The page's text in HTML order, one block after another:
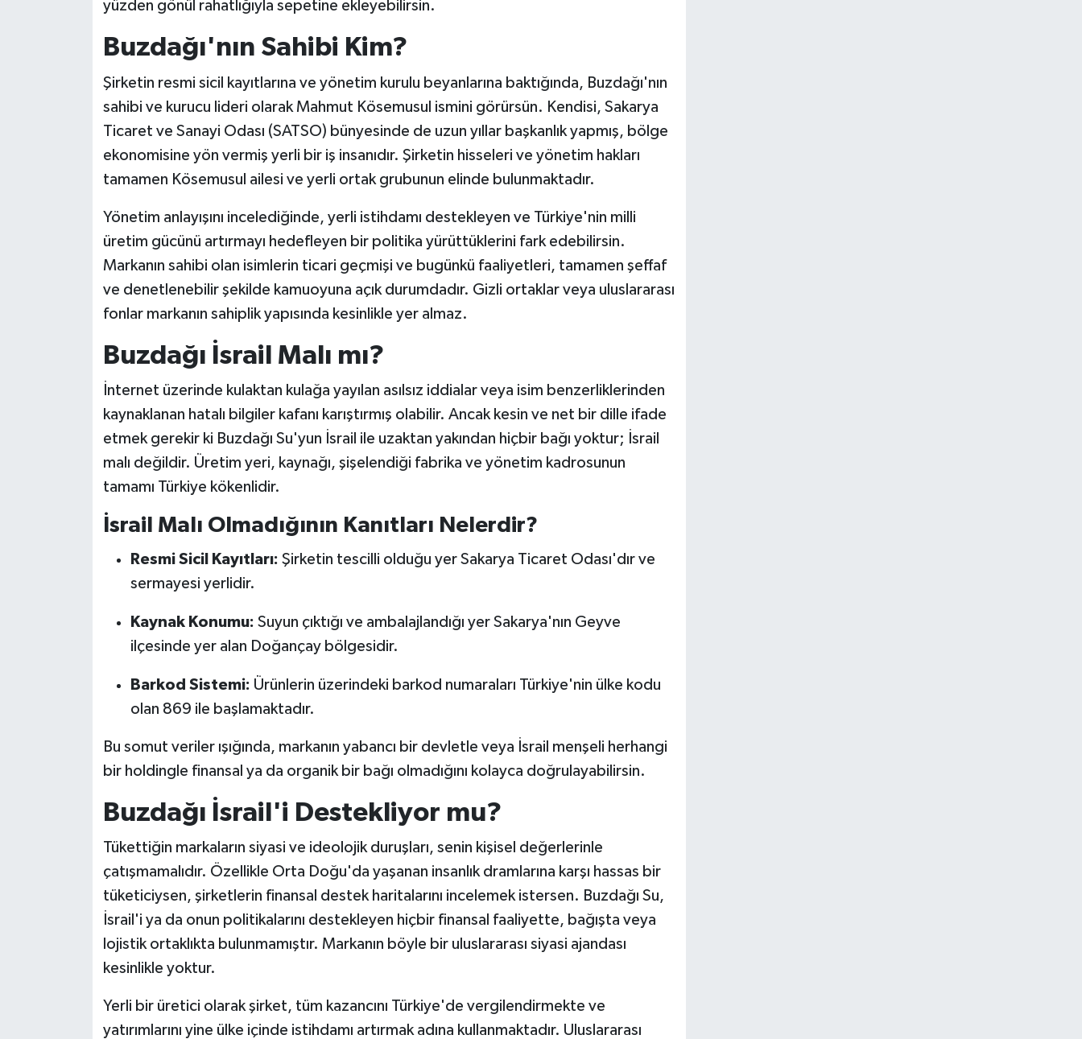
yüzden gönül rahatlığıyla sepetine ekleyebilirsin.
Buzdağı'nın Sahibi Kim?
Şirketin resmi sicil kayıtlarına ve yönetim kurulu beyanlarına baktığında, Buzdağı'nın
sahibi ve kurucu lideri olarak Mahmut Kösemusul ismini görürsün. Kendisi, Sakarya
Ticaret ve Sanayi Odası (SATSO) bünyesinde de uzun yıllar başkanlık yapmış, bölge
ekonomisine yön vermiş yerli bir iş insanıdır. Şirketin hisseleri ve yönetim hakları
tamamen Kösemusul ailesi ve yerli ortak grubunun elinde bulunmaktadır.
Yönetim anlayışını incelediğinde, yerli istihdamı destekleyen ve Türkiye'nin milli
üretim gücünü artırmayı hedefleyen bir politika yürüttüklerini fark edebilirsin.
Markanın sahibi olan isimlerin ticari geçmişi ve bugünkü faaliyetleri, tamamen şeffaf
ve denetlenebilir şekilde kamuoyuna açık durumdadır. Gizli ortaklar veya uluslararası
fonlar markanın sahiplik yapısında kesinlikle yer almaz.
Buzdağı İsrail Malı mı?
İnternet üzerinde kulaktan kulağa yayılan asılsız iddialar veya isim benzerliklerinden
kaynaklanan hatalı bilgiler kafanı karıştırmış olabilir. Ancak kesin ve net bir dille ifade
etmek gerekir ki Buzdağı Su'yun İsrail ile uzaktan yakından hiçbir bağı yoktur; İsrail
malı değildir. Üretim yeri, kaynağı, şişelendiği fabrika ve yönetim kadrosunun
tamamı Türkiye kökenlidir.
İsrail Malı Olmadığının Kanıtları Nelerdir?
Resmi Sicil Kayıtları: Şirketin tescilli olduğu yer Sakarya Ticaret Odası'dır ve
sermayesi yerlidir.
Kaynak Konumu: Suyun çıktığı ve ambalajlandığı yer Sakarya'nın Geyve
ilçesinde yer alan Doğançay bölgesidir.
Barkod Sistemi: Ürünlerin üzerindeki barkod numaraları Türkiye'nin ülke kodu
olan 869 ile başlamaktadır.
Bu somut veriler ışığında, markanın yabancı bir devletle veya İsrail menşeli herhangi
bir holdingle finansal ya da organik bir bağı olmadığını kolayca doğrulayabilirsin.
Buzdağı İsrail'i Destekliyor mu?
Tükettiğin markaların siyasi ve ideolojik duruşları, senin kişisel değerlerinle
çatışmamalıdır. Özellikle Orta Doğu'da yaşanan insanlık dramlarına karşı hassas bir
tüketiciysen, şirketlerin finansal destek haritalarını incelemek istersen. Buzdağı Su,
İsrail'i ya da onun politikalarını destekleyen hiçbir finansal faaliyette, bağışta veya
lojistik ortaklıkta bulunmamıştır. Markanın böyle bir uluslararası siyasi ajandası
kesinlikle yoktur.
Yerli bir üretici olarak şirket, tüm kazancını Türkiye'de vergilendirmekte ve
yatırımlarını yine ülke içinde istihdamı artırmak adına kullanmaktadır. Uluslararası